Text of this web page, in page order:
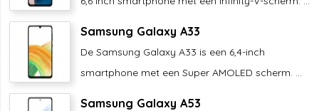
Samsung Galaxy A33
De Samsung Galaxy A33 is een 6,4-inch
smartphone met een Super AMOLED scherm. ...
Samsung Galaxy A53